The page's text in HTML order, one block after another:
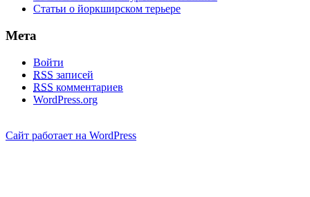
Статьи о йоркширском терьере
Мета
Войти
RSS записей
RSS комментариев
WordPress.org
Сайт работает на WordPress